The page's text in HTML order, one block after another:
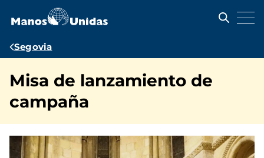
contenido
Ruta
navegación
Segovia
Misa de lanzamiento de
campaña